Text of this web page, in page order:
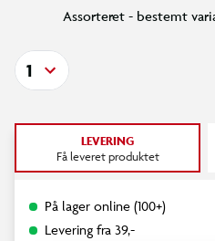
Assorteret - bestemt
1
LEVERING
Få leveret produktet
På lager online (100+)
Levering fra 39,-